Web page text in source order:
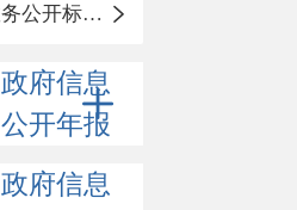
基层政务公开标准化目录
政府信息
公开年报
政府信息